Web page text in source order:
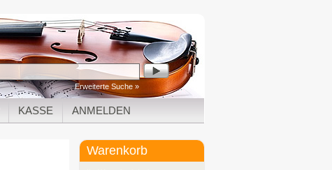
Erweiterte Suche »
KASSE ANMELDEN
Warenkorb